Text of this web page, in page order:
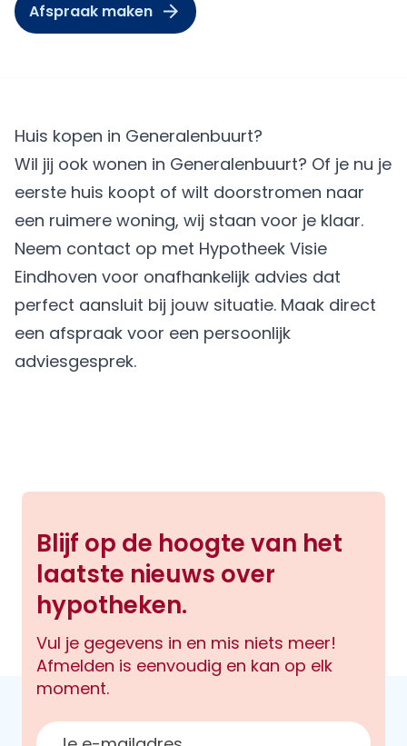
Afspraak maken
Huis kopen in Generalenbuurt?
Wil jij ook wonen in Generalenbuurt? Of je nu je
eerste huis koopt of wilt doorstromen naar
een ruimere woning, wij staan voor je klaar.
Neem contact op met Hypotheek Visie
Eindhoven voor onafhankelijk advies dat
perfect aansluit bij jouw situatie. Maak direct
een afspraak voor een persoonlijk
adviesgesprek.
Blijf op de hoogte van het
laatste nieuws over
hypotheken.
Vul je gegevens in en mis niets meer!
Afmelden is eenvoudig en kan op elk
moment.
E-mailadres